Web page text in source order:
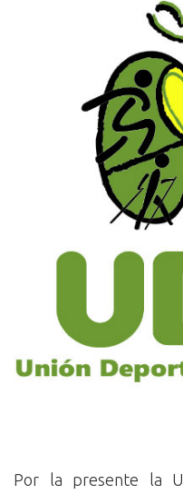
Por la presente la